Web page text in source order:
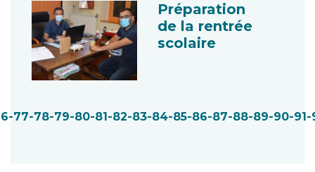
Préparation
de la rentrée
scolaire
-77-78-79-80-81-82-83-84-85-86-87-88-89-90-91-